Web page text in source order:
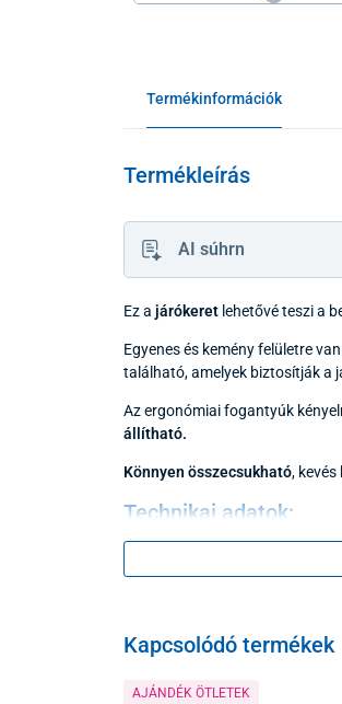
Termékinformációk
Termékleírás
AI súhrn
Ez a járókeretlehetővé teszi a
Egyenes és kemény felületre
található, amelyek biztosítják a
Az ergonómiai fogantyúk
állítható.
Könnyen összecsukható,
Technikai adatok:
Tömeg
Kerekek átmérője
Kapcsolódó termékek
AJÁNDÉK ÖTLETEK